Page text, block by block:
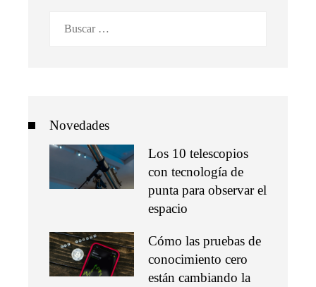
Novedades
Los 10 telescopios
con tecnología de
punta para observar el
espacio
Cómo las pruebas de
conocimiento cero
están cambiando la